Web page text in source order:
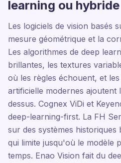
learning ou hybride
Les logiciels de vision basés
mesure géométrique et la
Les algorithmes de deep
brillantes, les textures
où les règles échouent, et
artificielle modernes ajoutent
dessus. Cognex ViDi et
deep-learning-first. La FH
sur des systèmes historiques
qui limite jusqu'où le modèle
temps. Enao Vision fait du